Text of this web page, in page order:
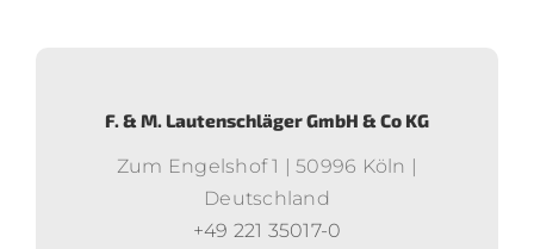
F. & M. Lautenschläger GmbH & Co KG
Zum Engelshof 1 | 50996 Köln |
Deutschland
+49 221 35017-0